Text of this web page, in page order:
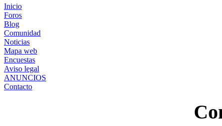
Inicio
Foros
Blog
Comunidad
Noticias
Mapa web
Encuestas
Aviso legal
ANUNCIOS
Contacto